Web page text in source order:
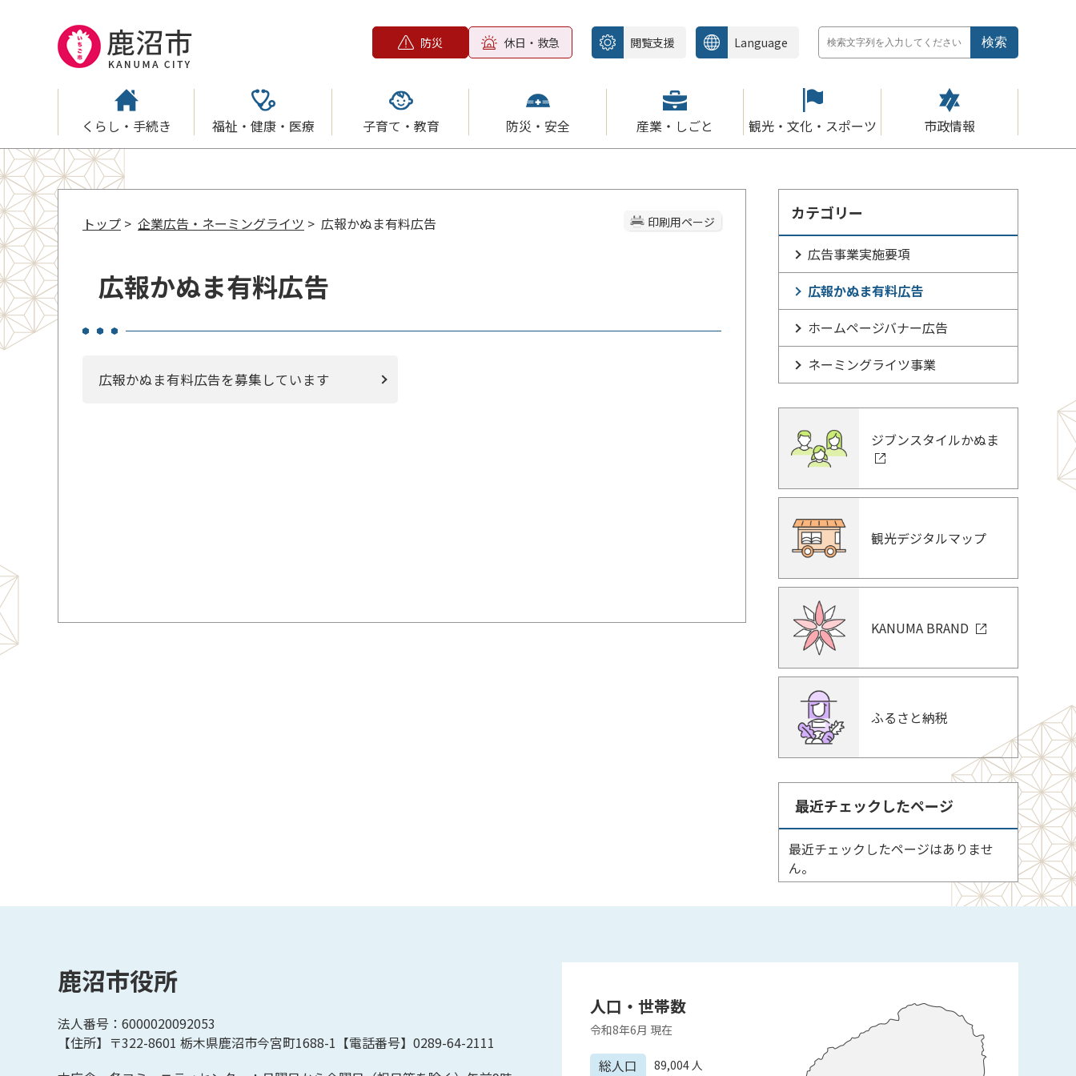
防災 休日・救急 閲覧支援 Language
くらし・手続き 福祉・健康・医療 子育て・教育 防災・安全 産業・しごと 観光・文化・スポーツ 市政情報
印刷用ページ
トップ > 企業広告・ネーミングライツ > 広報かぬま有料広告
広報かぬま有料広告
広報かぬま有料広告を募集しています
カテゴリー
広告事業実施要項
広報かぬま有料広告
ホームページバナー広告
ネーミングライツ事業
ジブンスタイルかぬま
観光デジタルマップ
KANUMA BRAND
ふるさと納税
最近チェックしたページ
最近チェックしたページはありませ
ん。
鹿沼市役所
法人番号：6000020092053
【住所】〒322-8601 栃木県鹿沼市今宮町1688-1【電話番号】0289-64-2111
人口・世帯数
令和8年6月 現在
総人口 89,004人